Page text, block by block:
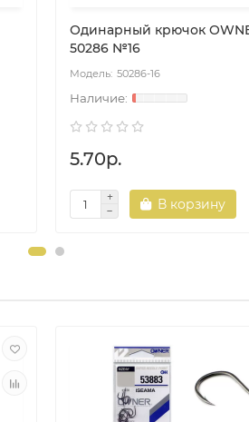
Одинарный крючок
50286 №16
50286-16
5.70р.
В корзину